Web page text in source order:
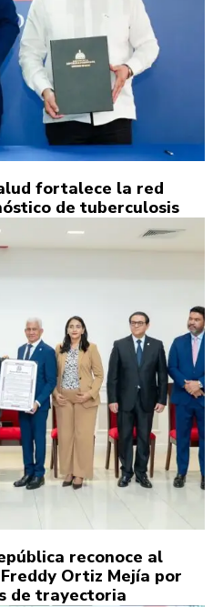
fortalece la red
de tuberculosis
reconoce al
Ortiz Mejía por
de trayectoria